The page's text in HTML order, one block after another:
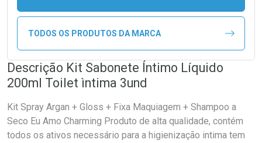
TODOS OS PRODUTOS DA MARCA
Descrição Kit Sabonete Íntimo Líquido
200ml Toilet ìntima 3und
Kit Spray Argan + Gloss + Fixa Maquiagem + Shampoo a
Seco Eu Amo Charming Produto de alta qualidade, contém
todos os ativos necessário para a higienização intima tem